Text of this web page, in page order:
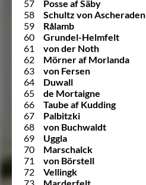
57
Posse af Säby
58
Schultz von Ascheraden
59
Rålamb
60
Grundel-Helmfelt
61
von der Noth
62
Mörner af Morlanda
63
von Fersen
64
Duwall
65
de Mortaigne
66
Taube af Kudding
67
Palbitzki
68
von Buchwaldt
69
Uggla
70
Marschalck
71
von Börstell
72
Vellingk
73
Marderfelt